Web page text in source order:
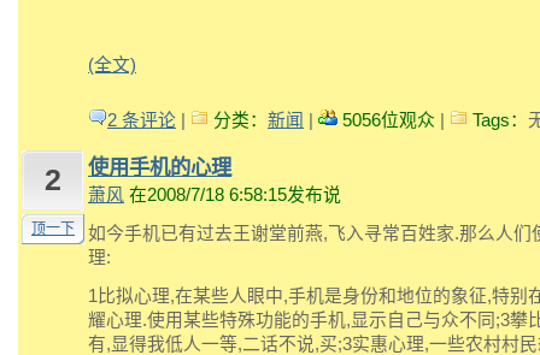
(全文)
2 条评论 分类： 新闻 5056位观众 Tags：
2
顶一下
使用手机的心理
萧风 在2008/7/18 6:58:15发布说
如今手机已有过去王谢堂前燕,飞入寻常百姓家.那么人们
理:
1比拟心理,在某些人眼中,手机是身份和地位的象征,特别
耀心理.使用某些特殊功能的手机,显示自己与众不同;3攀
有,显得我低人一等,二话不说,买;3实惠心理,一些农村村